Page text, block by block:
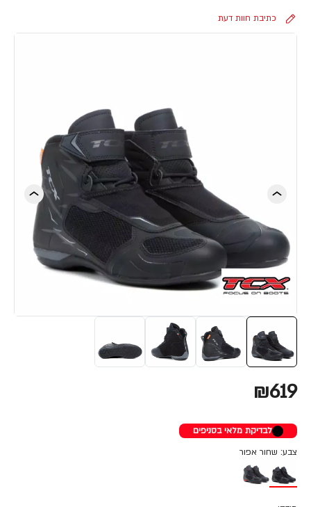
כתיבת חוות דעת
₪619
לבדיקת מלאי בסניפים
צבע: שחור אפור